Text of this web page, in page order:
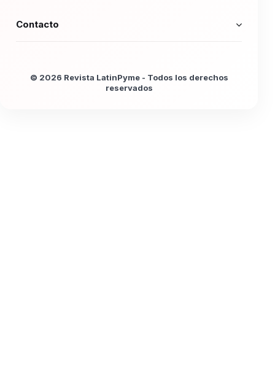
Contacto
© 2026 Revista LatinPyme - Todos los derechos
reservados